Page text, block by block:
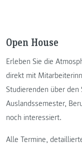
Open House
Erleben Sie die
direkt mit
Studierenden über den
Auslandssemester,
noch interessiert.
Alle Termine,